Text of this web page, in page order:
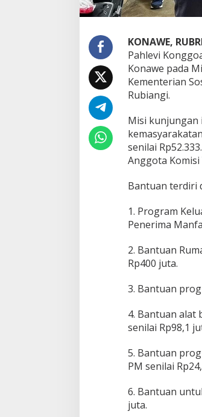
5
2
3
M
i
l
i
a
r
e
K
o
n
a
e
KONAWE,
Pahlevi
Konawe pada
Kementerian
Rubiangi.
Misi kunjungan
senilai
Anggota Komisi
Bantuan terdiri
1. Program
Penerima
2. Bantuan
Rp400 juta.
3. Bantuan
4. Bantuan alat
senilai Rp98,1
5. Bantuan
PM senilai
6. Bantuan
juta.